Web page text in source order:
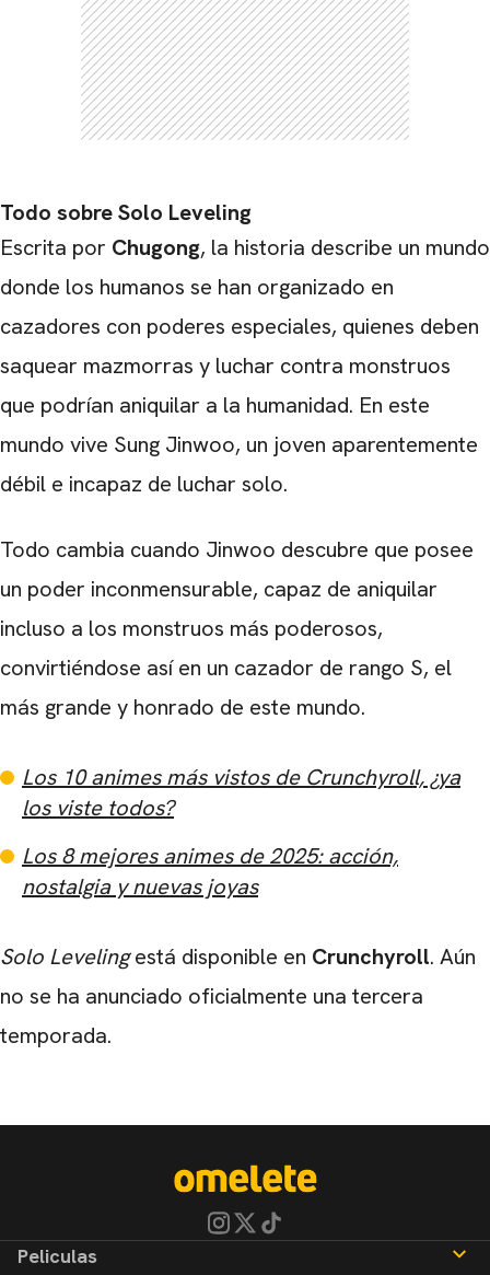
Todo sobre Solo Leveling
Escrita por Chugong, la historia describe un mundo
donde los humanos se han organizado en
cazadores con poderes especiales, quienes deben
saquear mazmorras y luchar contra monstruos
que podrían aniquilar a la humanidad. En este
mundo vive Sung Jinwoo, un joven aparentemente
débil e incapaz de luchar solo.
Todo cambia cuando Jinwoo descubre que posee
un poder inconmensurable, capaz de aniquilar
incluso a los monstruos más poderosos,
convirtiéndose así en un cazador de rango S, el
más grande y honrado de este mundo.
Los 10 animes más vistos de Crunchyroll, ¿ya
los viste todos?
Los 8 mejores animes de 2025: acción,
nostalgia y nuevas joyas
Solo Levelingestá disponible en Crunchyroll. Aún
no se ha anunciado oficialmente una tercera
temporada.
CARREGANDO PUBLICIDADE
Peliculas